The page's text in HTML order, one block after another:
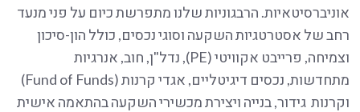
אוניברסיטאיות. הרבגוניות שלנו מתפרשת כיום על פני מנעד
רחב של אסטרטגיות השקעה וסוגי נכסים, כולל הון-סיכון
וצמיחה, פרייבט אקוויטי (PE), נדל"ן, חוב, אנרגיות
מתחדשות, נכסים דיגיטליים, אגדי קרנות (Fund of Funds)
וקרנות גידור, בנייה ויצירת מכשירי השקעה בהתאמה אישית